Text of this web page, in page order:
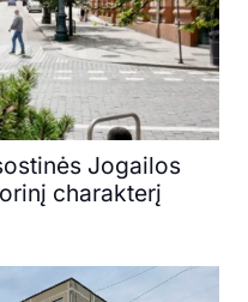
Jogailos
charakterį